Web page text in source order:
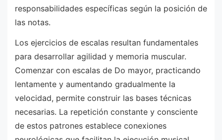
responsabilidades específicas según la posición de
las notas.
Los ejercicios de escalas resultan fundamentales
para desarrollar agilidad y memoria muscular.
Comenzar con escalas de Do mayor, practicando
lentamente y aumentando gradualmente la
velocidad, permite construir las bases técnicas
necesarias. La repetición constante y consciente
de estos patrones establece conexiones